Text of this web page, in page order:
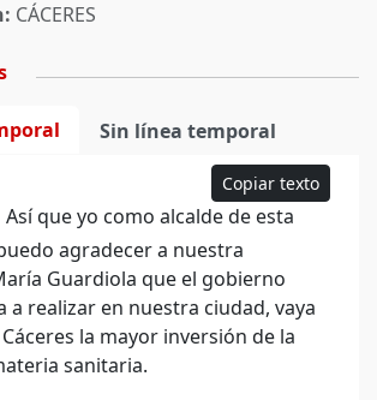
CÁCERES
Sin línea temporal
Copiar texto
Así que yo como alcalde de esta
agradecer a nuestra
Guardiola que el gobierno
a realizar en nuestra ciudad, vaya
la mayor inversión de la
sanitaria.